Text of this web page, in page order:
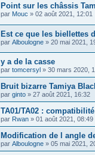
Point sur les châssis
par Mouc » 02 août 2021, 12:01
Est ce que les biellettes
par Alboulogne » 20 mai 2021,
y a de la casse
par tomcersyl » 30 mars 2020,
Bruit bizarre Tamiya
par ginto » 27 août 2021, 16:32
TA01/TA02 :
par Rwan » 01 août 2021, 08:49
Modification de l angle
par Alboulogne » 05 mai 2021,